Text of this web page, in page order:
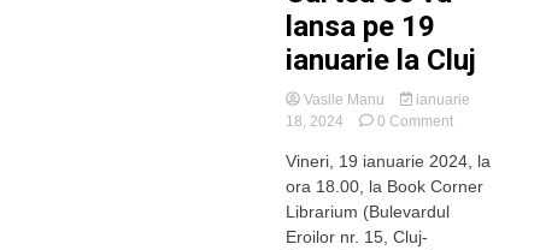
lansa pe 19
ianuarie la Cluj
Vasile Manu
ianuarie
18, 2024
0 Commenton
doamnelor
sportului
Vineri, 19 ianuarie 2024, la
ora 18.00, la Book Corner
Librarium (Bulevardul
Eroilor nr. 15, Cluj-